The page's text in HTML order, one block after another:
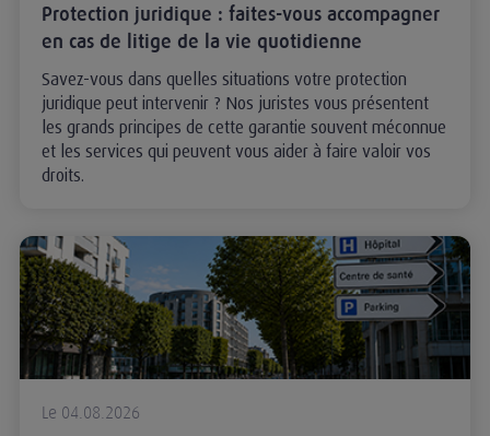
Protection juridique : faites-vous accompagner
en cas de litige de la vie quotidienne
Savez-vous dans quelles situations votre protection
juridique peut intervenir ? Nos juristes vous présentent
les grands principes de cette garantie souvent méconnue
et les services qui peuvent vous aider à faire valoir vos
droits.
Le 04.08.2026